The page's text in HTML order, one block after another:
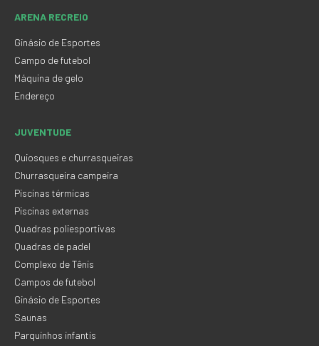
ARENA RECREIO
Ginásio de Esportes
Campo de futebol
Máquina de gelo
Endereço
JUVENTUDE
Quiosques e churrasqueiras
Churrasqueira campeira
Piscinas térmicas
Piscinas externas
Quadras poliesportivas
Quadras de padel
Complexo de Tênis
Campos de futebol
Ginásio de Esportes
Saunas
Parquinhos infantis